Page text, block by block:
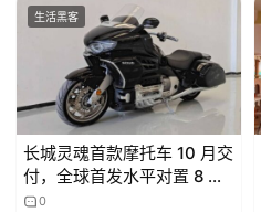
生活黑客
长城灵魂首款摩托车 10 月交
付，全球首发水平对置 8 缸
发动机
0